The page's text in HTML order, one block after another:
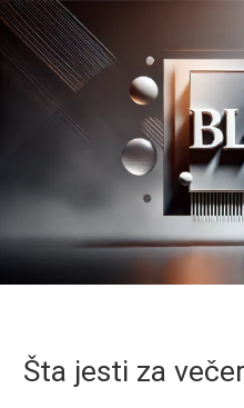
Šta jesti za